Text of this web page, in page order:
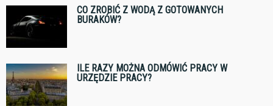
CO ZROBIĆ Z WODĄ Z GOTOWANYCH
BURAKÓW?
ILE RAZY MOŻNA ODMÓWIĆ PRACY W
URZĘDZIE PRACY?